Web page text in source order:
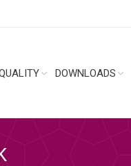
DOWNLOADS